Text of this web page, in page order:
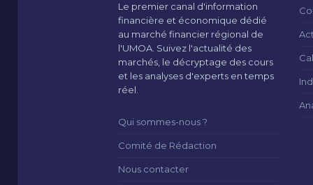
Le premier canal d'information
financière et économique dédié
au marché financier régional de
l'UMOA. Suivez l'actualité des
marchés, le décryptage des cours
et les analyses d'experts en temps
réel.
Qui sommes-nous ?
Comité de Rédaction
Nous contacter